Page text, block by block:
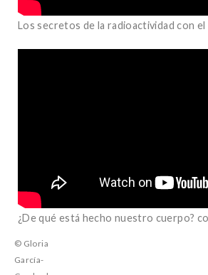
Los secretos de la radioactividad con
¿De qué está hecho nuestro cuerpo?
© Gloria
García-